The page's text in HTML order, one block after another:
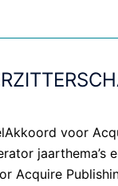
voor
Acquire